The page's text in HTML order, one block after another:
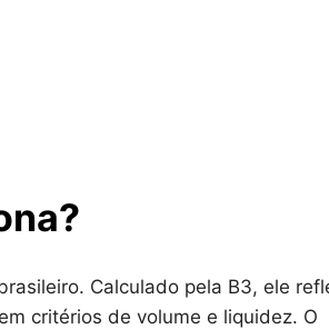
Calculado pela B3, ele
critérios de volume e liquidez. O